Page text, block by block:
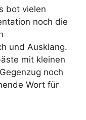
bot vielen
noch die
und Ausklang.
mit kleinen
noch
Wort für